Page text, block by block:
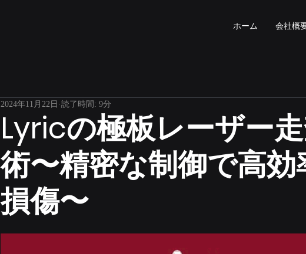
ホーム 会社概
Lyricの極板レーザー
術〜精密な制御で高
損傷〜
2024年11月22日 読了時間: 9分